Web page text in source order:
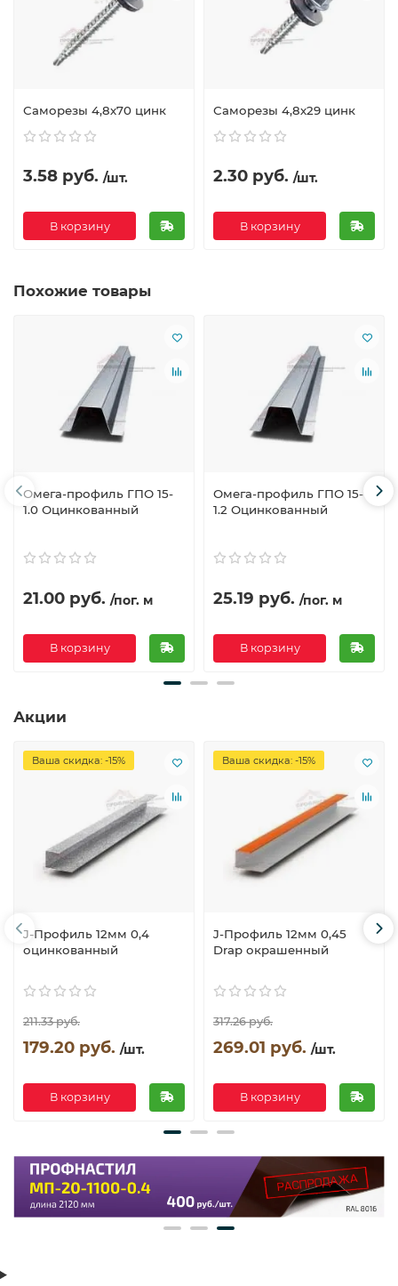
Саморезы 4,8х70 цинк
3.58 руб. /шт.
В корзину
Саморезы 4,8х29 цинк
2.30 руб. /шт.
В корзину
Похожие товары
Омега-профиль ГПО 15-
1.0 Оцинкованный
21.00 руб. /пог. м
В корзину
Омега-профиль ГПО 15-
1.2 Оцинкованный
25.19 руб. /пог. м
В корзину
Акции
Ваша скидка: -15%
J-Профиль 12мм 0,4
оцинкованный
211.33 руб.
179.20 руб. /шт.
В корзину
Ваша скидка: -15%
J-Профиль 12мм 0,45
Drap окрашенный
317.26 руб.
269.01 руб. /шт.
В корзину